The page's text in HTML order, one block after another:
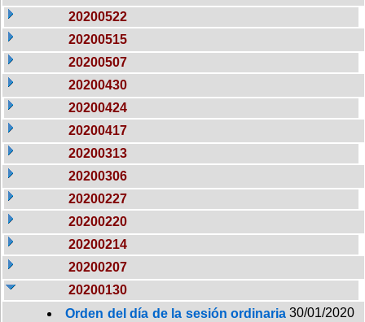
20200522
20200515
20200507
20200430
20200424
20200417
20200313
20200306
20200227
20200220
20200214
20200207
20200130
Orden del día de la sesión ordinaria 30/01/2020